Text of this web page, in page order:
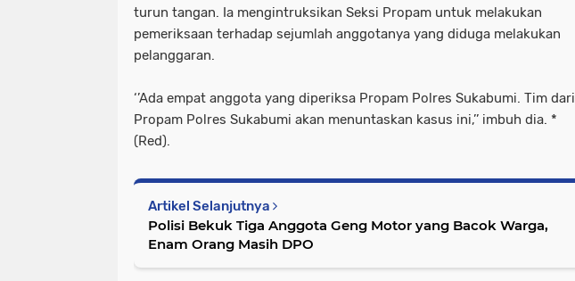
turun tangan. Ia mengintruksikan Seksi Propam untuk melakukan
pemeriksaan terhadap sejumlah anggotanya yang diduga melakukan
pelanggaran.
‘’Ada empat anggota yang diperiksa Propam Polres Sukabumi. Tim dari
Propam Polres Sukabumi akan menuntaskan kasus ini,’’ imbuh dia. *
(Red).
Artikel Selanjutnya
Polisi Bekuk Tiga Anggota Geng Motor yang Bacok Warga,
Enam Orang Masih DPO